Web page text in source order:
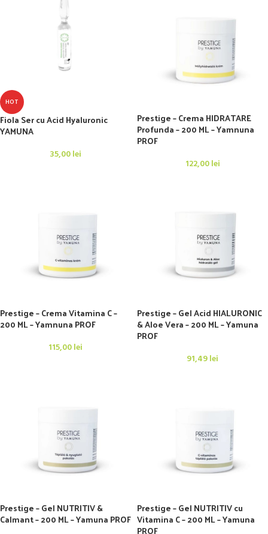
HOT
Fiola Ser cu Acid Hyaluronic
YAMUNA
35,00lei
Prestige – Crema HIDRATARE
Profunda – 200 ML – Yamnuna
PROF
122,00lei
Prestige – Crema Vitamina C –
200 ML – Yamnuna PROF
115,00lei
Prestige – Gel Acid HIALURONIC
& Aloe Vera – 200 ML – Yamuna
PROF
91,49lei
Prestige – Gel NUTRITIV &
Calmant – 200 ML – Yamuna PROF
Prestige – Gel NUTRITIV cu
Vitamina C – 200 ML – Yamuna
PROF